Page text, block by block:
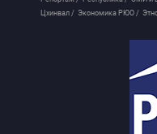
Цхинвал / Экономика РЮО /